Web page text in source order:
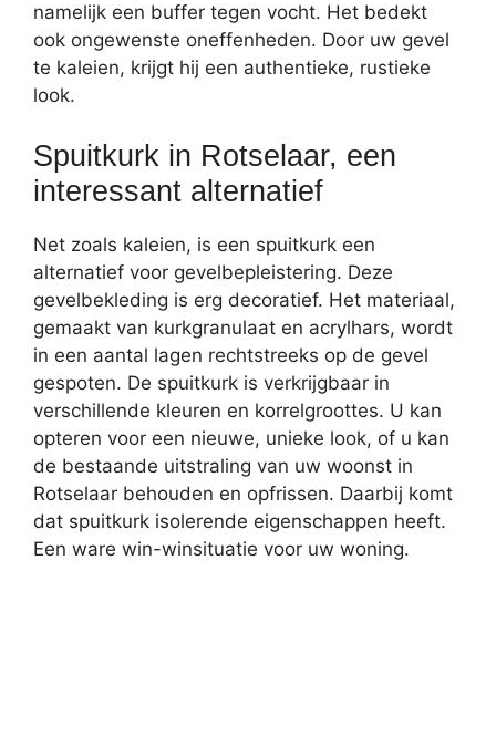
namelijk een buffer tegen vocht. Het bedekt
ook ongewenste oneffenheden. Door uw gevel
te kaleien, krijgt hij een authentieke, rustieke
look.
Spuitkurk in Rotselaar, een
interessant alternatief
Net zoals kaleien, is een spuitkurk een
alternatief voor gevelbepleistering. Deze
gevelbekleding is erg decoratief. Het materiaal,
gemaakt van kurkgranulaat en acrylhars, wordt
in een aantal lagen rechtstreeks op de gevel
gespoten. De spuitkurk is verkrijgbaar in
verschillende kleuren en korrelgroottes. U kan
opteren voor een nieuwe, unieke look, of u kan
de bestaande uitstraling van uw woonst in
Rotselaar behouden en opfrissen. Daarbij komt
dat spuitkurk isolerende eigenschappen heeft.
Een ware win-winsituatie voor uw woning.